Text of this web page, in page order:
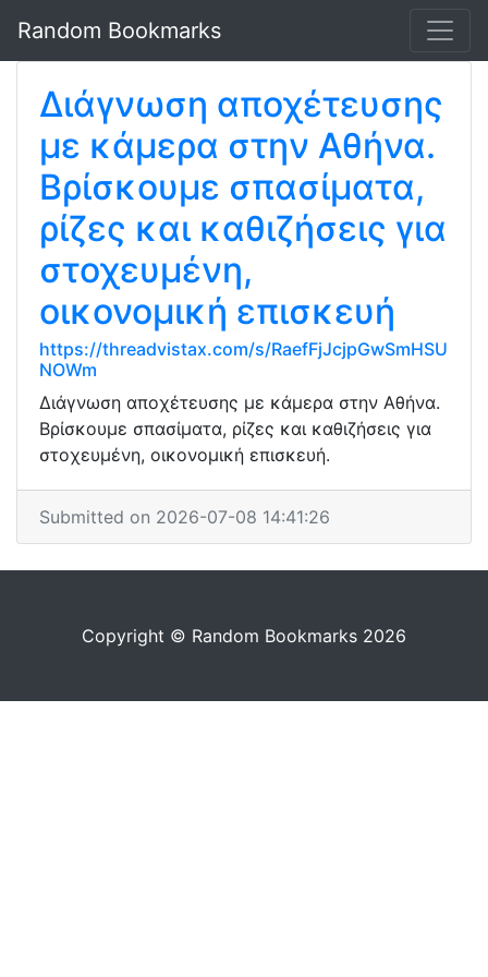
Random Bookmarks
Διάγνωση αποχέτευσης
με κάμερα στην Αθήνα.
Βρίσκουμε σπασίματα,
ρίζες και καθιζήσεις για
στοχευμένη,
οικονομική επισκευή
https://threadvistax.com/s/RaefFjJcjpGwSmHSU
NOWm
Διάγνωση αποχέτευσης με κάμερα στην Αθήνα.
Βρίσκουμε σπασίματα, ρίζες και καθιζήσεις για
στοχευμένη, οικονομική επισκευή.
Submitted on 2026-07-08 14:41:26
Copyright © Random Bookmarks 2026